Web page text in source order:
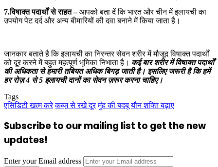
7.विषाक्त पदार्थों से राहत –आपको बता दें कि भारत और चीन में इलायची का
उपयोग पेट दर्द और अन्य बीमारियों की दवा बनाने में किया जाता है।
जानकार बताते है कि इलायची का निरन्तर सेवन शरीर में मौजूद विषाक्त पदार्थों
को दूर करने में बहुत महत्पूर्ण भूमिका निभाता है। कई बार शरीर में विषाक्त पदार्थों
की अधिकता से हमारी तबियत अधिक बिगड़ जाती है। इसलिए जरूरी है कि हमें
हर रोज़ 4 से 5 इलायची दानों का सेवन ज़रूर करना चाहिए।
Tags
एसिडिटी खत्म करे कब्ज़ से रखे दूर मुंह की बदबू यौन शक्ति बढ़ाए
Subscribe to our mailing list to get the new
updates!
Enter your Email address